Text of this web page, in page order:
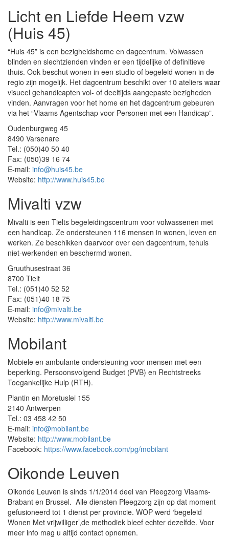
Licht en Liefde Heem vzw
(Huis 45)
“Huis 45” is een bezigheidshome en dagcentrum. Volwassen
blinden en slechtzienden vinden er een tijdelijke of definitieve
thuis. Ook beschut wonen in een studio of begeleid wonen in de
regio zijn mogelijk. Het dagcentrum beschikt over 10 ateliers waar
visueel gehandicapten vol- of deeltijds aangepaste bezigheden
vinden. Aanvragen voor het home en het dagcentrum gebeuren
via het “Vlaams Agentschap voor Personen met een Handicap”.
Oudenburgweg 45
8490 Varsenare
Tel.: (050)40 50 40
Fax: (050)39 16 74
E-mail: info@huis45.be
Website: http://www.huis45.be
Mivalti vzw
Mivalti is een Tielts begeleidingscentrum voor volwassenen met
een handicap. Ze ondersteunen 116 mensen in wonen, leven en
werken. Ze beschikken daarvoor over een dagcentrum, tehuis
niet-werkenden en beschermd wonen.
Gruuthusestraat 36
8700 Tielt
Tel.: (051)40 52 52
Fax: (051)40 18 75
E-mail: info@mivalti.be
Website: http://www.mivalti.be
Mobilant
Mobiele en ambulante ondersteuning voor mensen met een
beperking. Persoonsvolgend Budget (PVB) en Rechtstreeks
Toegankelijke Hulp (RTH).
Plantin en Moretuslei 155
2140 Antwerpen
Tel.: 03 458 42 50
E-mail: info@mobilant.be
Website: http://www.mobilant.be
Facebook: https://www.facebook.com/pg/mobilant
Oikonde Leuven
Oikonde Leuven is sinds 1/1/2014 deel van Pleegzorg Vlaams-
Brabant en Brussel. Alle diensten Pleegzorg zijn op dat moment
gefusioneerd tot 1 dienst per provincie. WOP werd ‘begeleid
Wonen Met vrijwilliger’,de methodiek bleef echter dezelfde. Voor
meer info mag u altijd contact opnemen.